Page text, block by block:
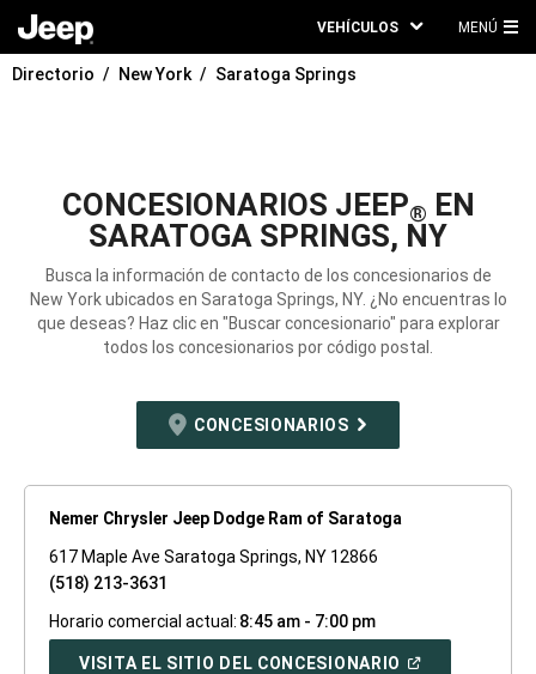
VEHÍCULOS MENÚ
Directorio New York Saratoga Springs
CONCESIONARIOS JEEP® EN
SARATOGA SPRINGS, NY
Busca la información de contacto de los concesionarios de
New York ubicados en Saratoga Springs, NY. ¿No encuentras lo
que deseas? Haz clic en "Buscar concesionario" para explorar
todos los concesionarios por código postal.
CONCESIONARIOS
Nemer Chrysler Jeep Dodge Ram of Saratoga
617 Maple Ave Saratoga Springs, NY 12866
(518) 213-3631
Horario comercial actual: 8:45 am - 7:00 pm
VISITA EL SITIO DEL CONCESIONARIO (ABRIR